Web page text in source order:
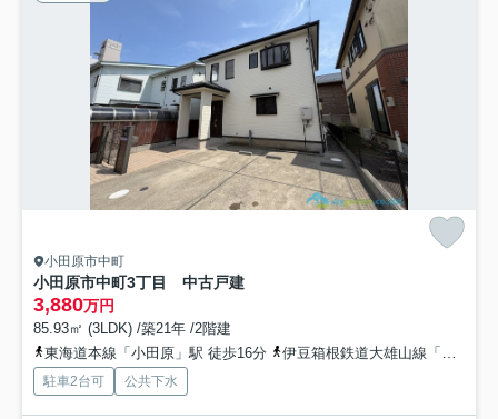
小田原市中町
小田原市中町3丁目 中古戸建
3,880万円
85.93㎡ (3LDK) /築21年 /2階建
東海道本線「小田原」駅 徒歩16分
伊豆箱根鉄道大雄山線「緑町」駅 バス14分 箱根登山バス「山王橋（小田原市）」 停歩6分
駐車2台可 公共下水